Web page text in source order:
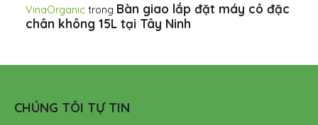
VinaOrganic trong Bàn giao lắp đặt máy cô đặc
chân không 15L tại Tây Ninh
CHÚNG TÔI TỰ TIN